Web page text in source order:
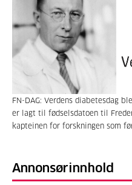
FN-DAG: Verdens diabetesdag
er lagt til fødselsdatoen til
kapteinen for forskningen som
Annonsørinnhold